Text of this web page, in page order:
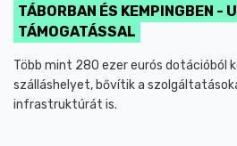
TÁBORBAN ÉS KEMPINGBEN -
TÁMOGATÁSSAL
Több mint 280 ezer eurós dotációból
szálláshelyet, bővítik a
infrastruktúrát is.